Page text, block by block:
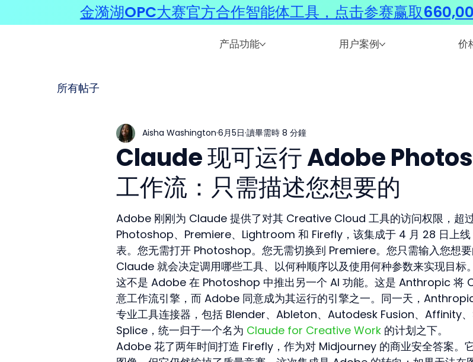
产品功能 用户案例 价
所有帖子
Claude 现可运行 Adobe
工作流：只需描述您想要的
Aisha Washington 6月5日 讀畢需時 8 分鐘
Adobe 刚刚为 Claude 提供了对其 Creative Cloud 工具的访问权限，超
Photoshop、Premiere、Lightroom 和 Firefly，该集成于 4 月 28 日上线
表。您无需打开 Photoshop。您无需切换到 Premiere。您只需输入您想要
Claude 就会决定调用哪些工具、以何种顺序以及使用何种参数来实现目标。
这不是 Adobe 在 Photoshop 中推出另一个 AI 功能。这是 Anthropic 将
意工作流引擎，而 Adobe 同意成为其运行的引擎之一。同一天，
专业工具连接器，包括 Blender、Ableton、Autodesk Fusion、Affinity
Splice，统一归于一个名为 Claude for Creative Work 的计划之下。
Adobe 花了两年时间打造 Firefly，作为对 Midjourney 的商业安全答案。
金漪湖OPC大赛官方合作智能体工具，点击参赛赢取